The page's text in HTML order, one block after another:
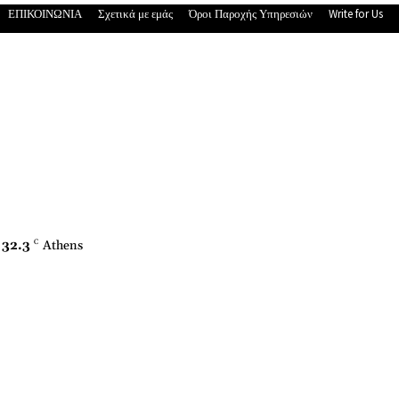
ΕΠΙΚΟΙΝΩΝΙΑ Σχετικά με εμάς Όροι Παροχής Υπηρεσιών Write for Us
32.3 C Athens